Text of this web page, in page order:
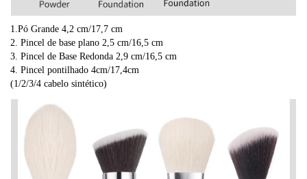
1.Pó Grande 4,2 cm/17,7 cm
2. Pincel de base plano 2,5 cm/16,5 cm
3. Pincel de Base Redonda 2,9 cm/16,5 cm
4. Pincel pontilhado 4cm/17,4cm
(1/2/3/4 cabelo sintético)